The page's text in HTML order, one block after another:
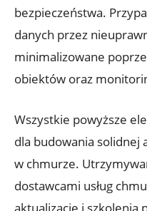
bezpieczeństwa.
danych przez
minimalizowane⁤
obiektów oraz
Wszystkie powyższe
dla​ budowania‍ solidnej
w​ chmurze.
dostawcami usług